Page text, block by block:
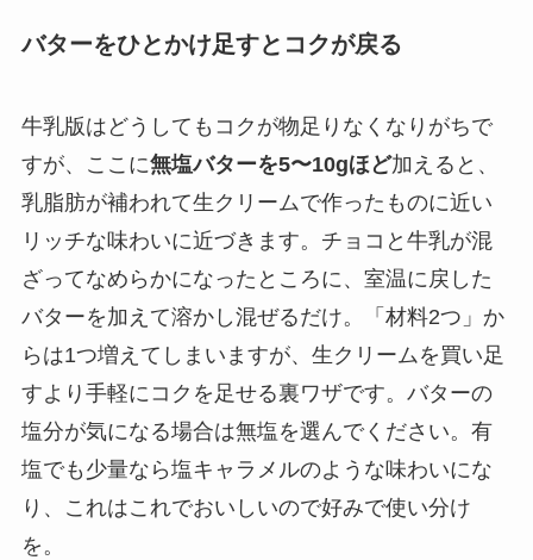
バターをひとかけ足すとコクが戻る
牛乳版はどうしてもコクが物足りなくなりがちで
すが、ここに無塩バターを5〜10gほど加えると、
乳脂肪が補われて生クリームで作ったものに近い
リッチな味わいに近づきます。チョコと牛乳が混
ざってなめらかになったところに、室温に戻した
バターを加えて溶かし混ぜるだけ。「材料2つ」か
らは1つ増えてしまいますが、生クリームを買い足
すより手軽にコクを足せる裏ワザです。バターの
塩分が気になる場合は無塩を選んでください。有
塩でも少量なら塩キャラメルのような味わいにな
り、これはこれでおいしいので好みで使い分け
を。